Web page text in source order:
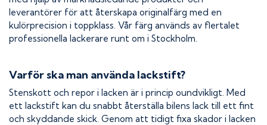
leverantörer för att återskapa originalfärg med en
kulörprecision i toppklass. Vår färg används av flertalet
professionella lackerare runt om i Stockholm.
Varför ska man använda lackstift?
Stenskott och repor i lacken är i princip oundvikligt. Med
ett lackstift kan du snabbt återställa bilens lack till ett fint
och skyddande skick. Genom att tidigt fixa skador i lacken